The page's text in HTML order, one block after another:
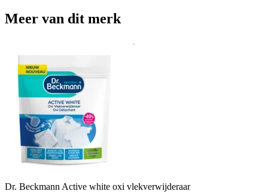
Meer van dit merk
Dr. Beckmann Active white oxi vlekverwijderaar